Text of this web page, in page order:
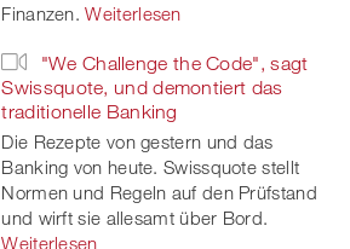
Finanzen. Weiterlesen
"We Challenge the Code", sagt
Swissquote, und demontiert das
traditionelle Banking
Die Rezepte von gestern und das
Banking von heute. Swissquote stellt
Normen und Regeln auf den Prüfstand
und wirft sie allesamt über Bord.
Weiterlesen